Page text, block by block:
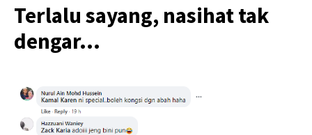
Terlalu sayang, nasihat tak
dengar…